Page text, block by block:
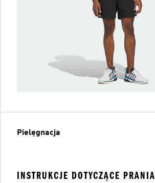
Pielęgnacja
INSTRUKCJE DOTYCZĄCE PRANIA